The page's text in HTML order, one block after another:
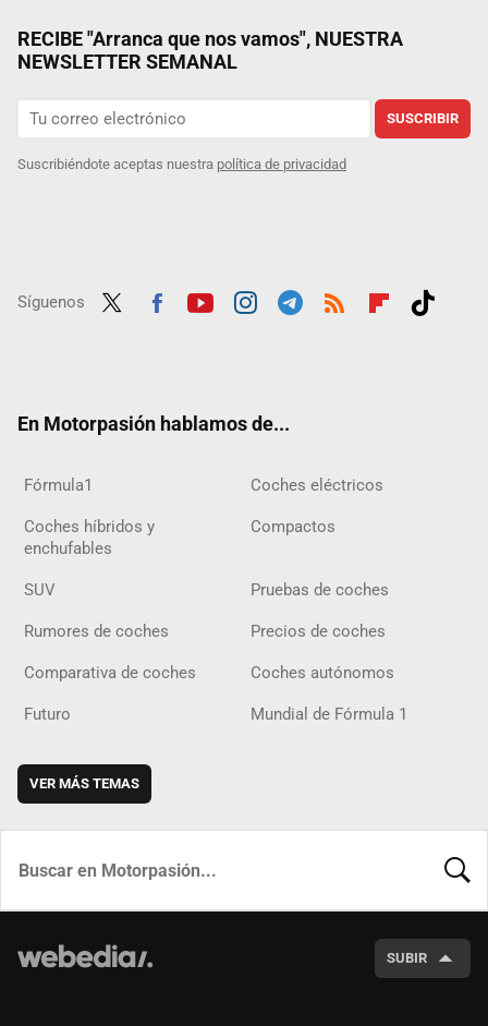
RECIBE "Arranca que nos vamos", NUESTRA
NEWSLETTER SEMANAL
SUSCRIBIR
Suscribiéndote aceptas nuestra política de privacidad
Síguenos
En Motorpasión hablamos de...
Fórmula1 Coches eléctricos
Coches híbridos y
enchufables
Compactos
SUV Pruebas de coches
Rumores de coches Precios de coches
Comparativa de coches Coches autónomos
Futuro Mundial de Fórmula 1
VER MÁS TEMAS
SUBIR